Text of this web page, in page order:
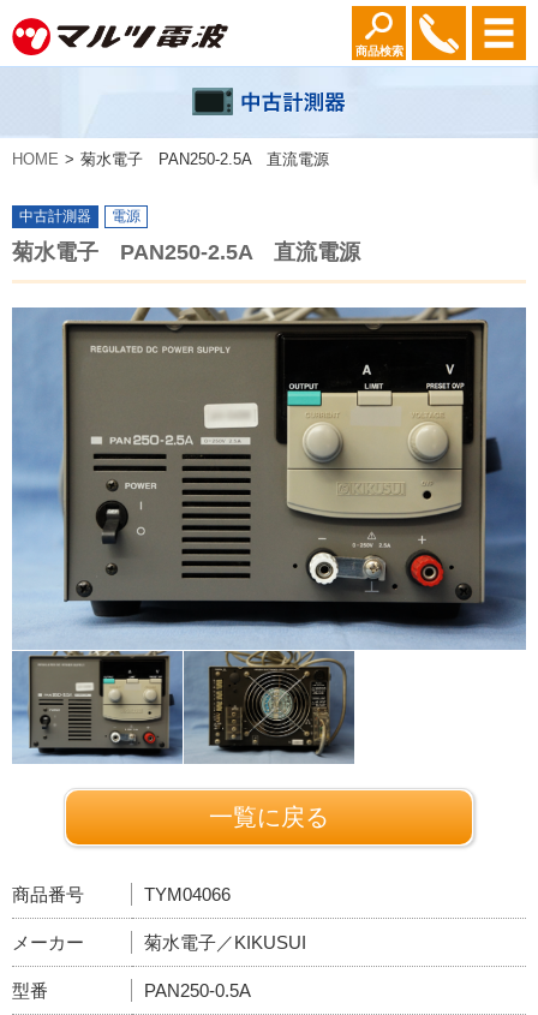
商品検索
HOME 菊水電子 PAN250-2.5A 直流電源
中古計測器 電源
菊水電子 PAN250-2.5A 直流電源
一覧に戻る
商品番号 TYM04066
メーカー 菊水電子／KIKUSUI
型番 PAN250-0.5A